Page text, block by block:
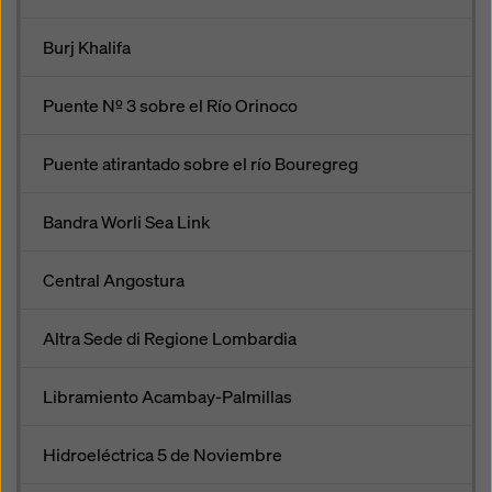
Burj Khalifa
Puente Nº 3 sobre el Río Orinoco
Puente atirantado sobre el río Bouregreg
Bandra Worli Sea Link
Central Angostura
Altra Sede di Regione Lombardia
Libramiento Acambay-Palmillas
Hidroeléctrica 5 de Noviembre